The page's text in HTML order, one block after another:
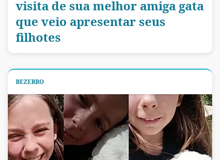
visita de sua melhor amiga gata
que veio apresentar seus
filhotes
BEZERRO